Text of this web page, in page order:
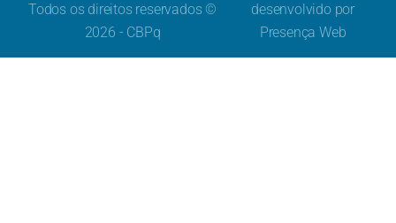
Todos os direitos reservados ©
2026 - CBPq
desenvolvido por
Presença Web